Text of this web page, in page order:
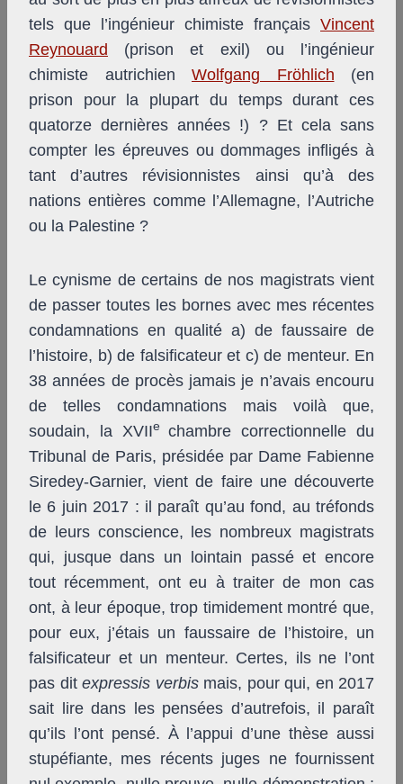
tels que l’ingénieur chimiste français Vincent
Reynouard (prison et exil) ou l’ingénieur
chimiste autrichien Wolfgang Fröhlich (en
prison pour la plupart du temps durant ces
quatorze dernières années !) ? Et cela sans
compter les épreuves ou dommages infligés à
tant d’autres révisionnistes ainsi qu’à des
nations entières comme l’Allemagne, l’Autriche
ou la Palestine ?
Le cynisme de certains de nos magistrats vient
de passer toutes les bornes avec mes récentes
condamnations en qualité a) de faussaire de
l’histoire, b) de falsificateur et c) de menteur. En
38 années de procès jamais je n’avais encouru
de telles condamnations mais voilà que,
soudain, la XVIIe chambre correctionnelle du
Tribunal de Paris, présidée par Dame Fabienne
Siredey-Garnier, vient de faire une découverte
le 6 juin 2017 : il paraît qu’au fond, au tréfonds
de leurs conscience, les nombreux magistrats
qui, jusque dans un lointain passé et encore
tout récemment, ont eu à traiter de mon cas
ont, à leur époque, trop timidement montré que,
pour eux, j’étais un faussaire de l’histoire, un
falsificateur et un menteur. Certes, ils ne l’ont
pas dit expressis verbismais, pour qui, en 2017
sait lire dans les pensées d’autrefois, il paraît
qu’ils l’ont pensé. À l’appui d’une thèse aussi
stupéfiante, mes récents juges ne fournissent